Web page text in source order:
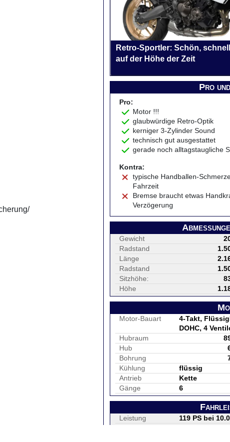
Retro-Sportler: Schön,
auf der Höhe der Zeit
Pro
Pro:
Motor !!!
glaubwürdige Retro-Optik
kerniger 3-Zylinder Sound
technisch gut ausgestattet
gerade noch alltagstaugliche
Kontra:
typische Handballen-
Fahrzeit
Bremse braucht etwas
Verzögerung
Gewicht
Radstand
Länge
Radstand
Sitzhöhe:
Höhe
Motor-Bauart
4-Takt,
DOHC, 4
Hubraum
Hub
Bohrung
Kühlung
flüssig
Antrieb
Kette
Gänge
6
Leistung
119 PS bei